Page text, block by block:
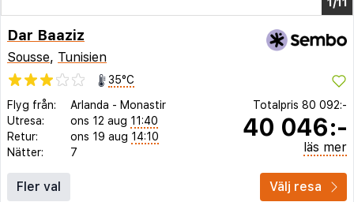
Dar Baaziz
Sousse, Tunisien
35°C
Flyg från:
Arlanda - Monastir
Utresa:
ons 12 aug 11:40
Retur:
ons 19 aug 14:10
Nätter:
7
Totalpris 80 092:-
40 046:-
läs mer
Fler val Välj resa